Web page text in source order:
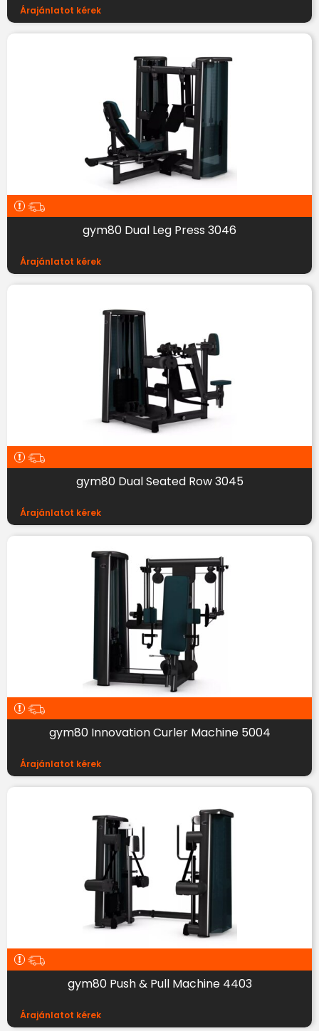
Árajánlatot kérek
gym80 Dual Leg Press 3046
Árajánlatot kérek
gym80 Dual Seated Row 3045
Árajánlatot kérek
gym80 Innovation Curler Machine 5004
Árajánlatot kérek
gym80 Push & Pull Machine 4403
Árajánlatot kérek